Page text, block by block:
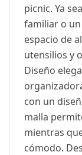
picnic. Ya
familiar o
espacio de
utensilios y
Diseño
con un
malla
mientras
cómodo.